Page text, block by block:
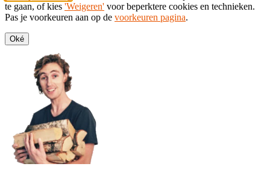
te gaan, of kies 'Weigeren' voor beperktere cookies en technieken.
Pas je voorkeuren aan op de voorkeuren pagina.
Oké